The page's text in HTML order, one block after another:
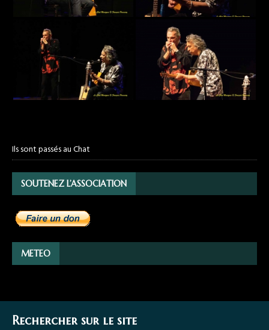
Ils sont passés au Chat
SOUTENEZ L’ASSOCIATION
METEO
Rechercher sur le site